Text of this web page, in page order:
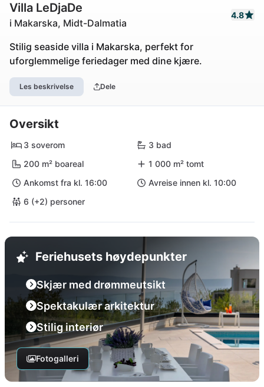
Villa LeDjaDe
i Makarska, Midt-Dalmatia
4.8
Stilig seaside villa i Makarska, perfekt for
uforglemmelige feriedager med dine kjære.
Les beskrivelse Dele
Oversikt
3 soverom
3 bad
200 m² boareal
1 000 m² tomt
Ankomst fra kl. 16:00
Avreise innen kl. 10:00
6 (+2) personer
Feriehusets høydepunkter
Skjær med drømmeutsikt
Spektakulær arkitektur
Stilig interiør
Fotogalleri